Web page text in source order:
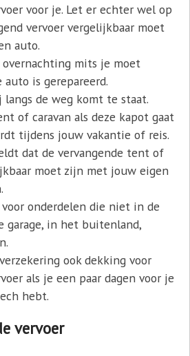
voor je. Let er echter wel op
vervoer vergelijkbaar moet
auto.
overnachting mits je moet
is gerepareerd.
langs de weg komt te staat.
of caravan als deze kapot gaat
tijdens jouw vakantie of reis.
dat de vervangende tent of
moet zijn met jouw eigen
onderdelen die niet in de
in het buitenland,
ook dekking voor
als je een paar dagen voor je
hebt.
vervoer